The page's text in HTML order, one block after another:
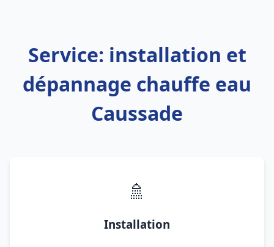
Service: installation et
dépannage chauffe eau
Caussade
🚿
Installation